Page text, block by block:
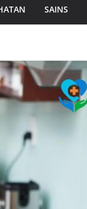
SAINS